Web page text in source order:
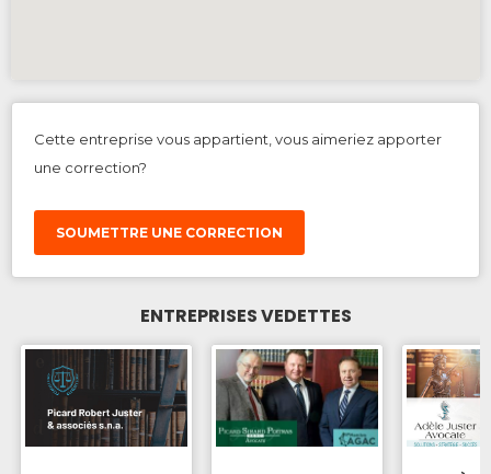
Cette entreprise vous appartient, vous aimeriez apporter
une correction?
SOUMETTRE UNE CORRECTION
ENTREPRISES VEDETTES